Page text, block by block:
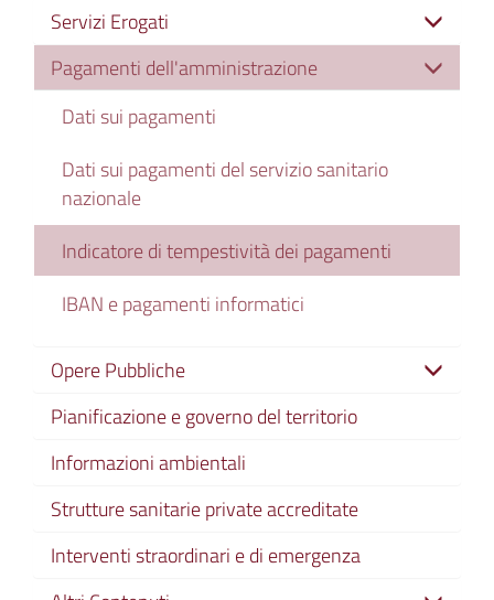
Servizi Erogati
Pagamenti dell'amministrazione
Dati sui pagamenti
Dati sui pagamenti del servizio sanitario
nazionale
Indicatore di tempestività dei pagamenti
IBAN e pagamenti informatici
Opere Pubbliche
Pianificazione e governo del territorio
Informazioni ambientali
Strutture sanitarie private accreditate
Interventi straordinari e di emergenza